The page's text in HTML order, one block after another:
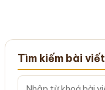
Tìm kiếm bài viết